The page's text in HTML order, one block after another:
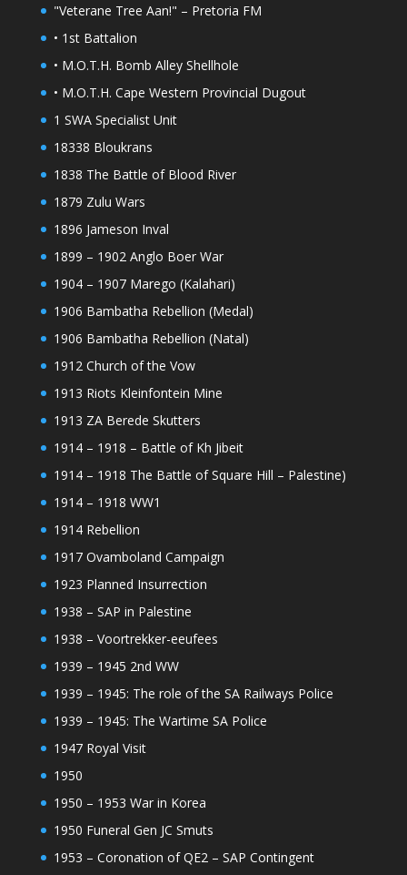
"Veterane Tree Aan!" – Pretoria FM
• 1st Battalion
• M.O.T.H. Bomb Alley Shellhole
• M.O.T.H. Cape Western Provincial Dugout
1 SWA Specialist Unit
18338 Bloukrans
1838 The Battle of Blood River
1879 Zulu Wars
1896 Jameson Inval
1899 – 1902 Anglo Boer War
1904 – 1907 Marego (Kalahari)
1906 Bambatha Rebellion (Medal)
1906 Bambatha Rebellion (Natal)
1912 Church of the Vow
1913 Riots Kleinfontein Mine
1913 ZA Berede Skutters
1914 – 1918 – Battle of Kh Jibeit
1914 – 1918 The Battle of Square Hill – Palestine)
1914 – 1918 WW1
1914 Rebellion
1917 Ovamboland Campaign
1923 Planned Insurrection
1938 – SAP in Palestine
1938 – Voortrekker-eeufees
1939 – 1945 2nd WW
1939 – 1945: The role of the SA Railways Police
1939 – 1945: The Wartime SA Police
1947 Royal Visit
1950
1950 – 1953 War in Korea
1950 Funeral Gen JC Smuts
1953 – Coronation of QE2 – SAP Contingent